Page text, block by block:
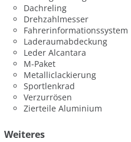
Dachreling
Drehzahlmesser
Fahrerinformationssystem
Laderaumabdeckung
Leder Alcantara
M-Paket
Metalliclackierung
Sportlenkrad
Verzurrösen
Zierteile Aluminium
Weiteres